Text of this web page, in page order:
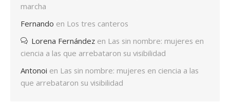
marcha
Fernando en Los tres canteros
Lorena Fernández en Las sin nombre: mujeres en
ciencia a las que arrebataron su visibilidad
Antonoi en Las sin nombre: mujeres en ciencia a las
que arrebataron su visibilidad